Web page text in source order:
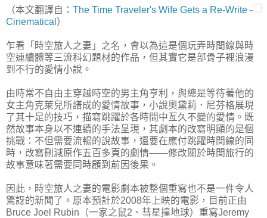
（本文翻譯自： The Time Traveler's Wife Gets a Re-Write -
Cinematical ）
乍看「時空旅人之妻」之名，會以為這是個玩弄時間線與時
空連續體等三流科幻題材的作品，但其實它是部骨子裡浪漫
到不行的愛情小說。
由時常不自由主穿越時空的男主角亨利，與總是等待著他的
女主角克萊兒所譜成的愛情故事，小說奧黛莉．尼芬格展現
了其十足的技巧，描寫跳躍於各時間中亙久不變的愛情。既
然故事本身以不連續的手法呈現，其劇本的改寫明顯的是個
挑戰：不但需要流暢的說故事，還要在應付跳躍時間線的同
時，改寫刪減原作五百多頁的劇情——修改關於時間旅行的
故事意味著需要同時顧到前因後果。
因此，時空旅人之妻的電影劇本被整個重寫也不是一件令人
驚訝的新聞了。原本預計於2008年上映的電影，目前正由
Bruce Joel Rubin（一家之鼠2、彗星撞地球）重寫Jeremy